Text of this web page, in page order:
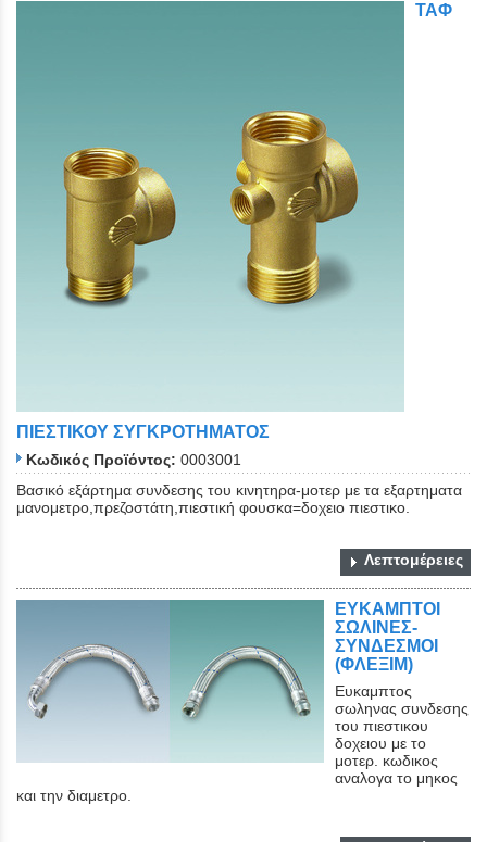
ΤΑΦ
ΠΙΕΣΤΙΚΟΥ ΣΥΓΚΡΟΤΗΜΑΤΟΣ
Κωδικός Προϊόντος: 0003001
Βασικό εξάρτημα συνδεσης του κινητηρα-μοτερ με τα εξαρτηματα
μανομετρο,πρεζοστάτη,πιεστική φουσκα=δοχειο πιεστικο.
Λεπτομέρειες
ΕΥΚΑΜΠΤΟΙ
ΣΩΛΙΝΕΣ-
ΣΥΝΔΕΣΜΟΙ
(ΦΛΕΞΙΜ)
Ευκαμπτος
σωληνας συνδεσης
του πιεστικου
δοχειου με το
μοτερ. κωδικος
αναλογα το μηκος
και την διαμετρο.